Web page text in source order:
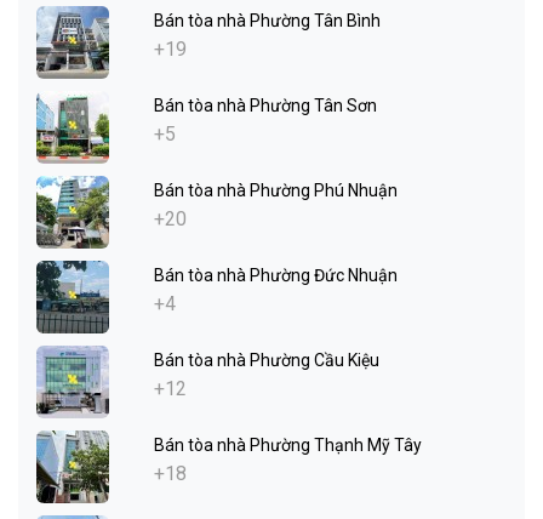
Bán tòa nhà Phường Tân Bình
+19
Bán tòa nhà Phường Tân Sơn
+5
Bán tòa nhà Phường Phú Nhuận
+20
Bán tòa nhà Phường Đức Nhuận
+4
Bán tòa nhà Phường Cầu Kiệu
+12
Bán tòa nhà Phường Thạnh Mỹ Tây
+18